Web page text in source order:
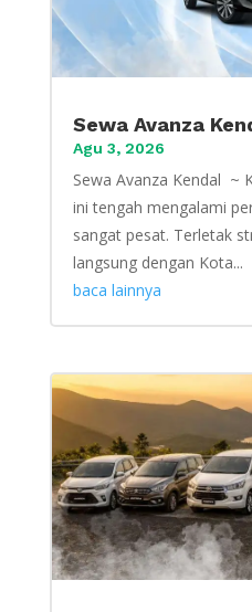
Sewa Avanza
Agu 3, 2026
Sewa Avanza Kendal ~
ini tengah mengalami
sangat pesat. Terletak
langsung dengan Kota...
baca lainnya